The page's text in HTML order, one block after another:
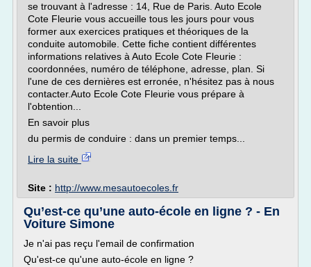
se trouvant à l'adresse : 14, Rue de Paris. Auto Ecole
Cote Fleurie vous accueille tous les jours pour vous
former aux exercices pratiques et théoriques de la
conduite automobile. Cette fiche contient différentes
informations relatives à Auto Ecole Cote Fleurie :
coordonnées, numéro de téléphone, adresse, plan. Si
l'une de ces dernières est erronée, n'hésitez pas à nous
contacter.Auto Ecole Cote Fleurie vous prépare à
l'obtention...
En savoir plus
du permis de conduire : dans un premier temps...
Lire la suite
Site : http://www.mesautoecoles.fr
Qu’est-ce qu’une auto-école en ligne ? - En
Voiture Simone
Je n'ai pas reçu l'email de confirmation
Qu'est-ce qu'une auto-école en ligne ?